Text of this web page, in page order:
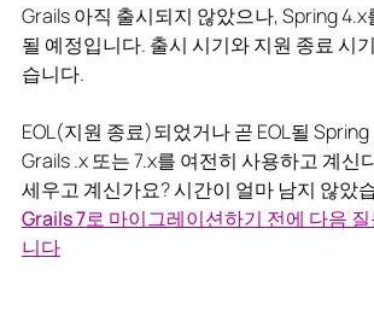
Grails 아직 출시되지 않았으나, Spring
될 예정입니다. 출시 시기와 지원 종료 시
습니다.
EOL(지원 종료)되었거나 곧 EOL될
Grails .x 또는 7.x를 여전히 사용하고 계신
세우고 계신가요? 시간이 얼마 남지 않았
Grails 7로 마이그레이션하기 전에 다음
니다